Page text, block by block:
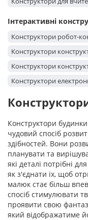
Інтерактивні
Конструктори робот-
Конструктори
Конструктори
Конструктори
Конструктори
чудовий спосіб
здібностей. Вони
планувати та
які деталі потрібні
як з'єднати їх, щоб
малюк стає більш
спосіб стимулювати
проявити свою
який відображатиме